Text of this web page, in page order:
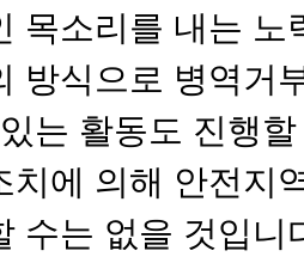
목소리를 내는
방식으로 병역거
는 활동도 진행
치에 의해 안전지
수는 없을 것입